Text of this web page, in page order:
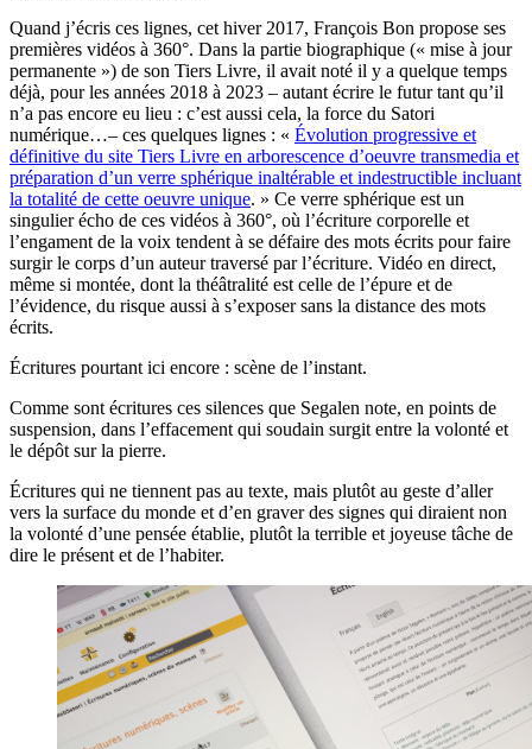
Quand j’écris ces lignes, cet hiver 2017, François Bon propose ses
premières vidéos à 360°. Dans la partie biographique (« mise à jour
permanente ») de son Tiers Livre, il avait noté il y a quelque temps
déjà, pour les années 2018 à 2023 – autant écrire le futur tant qu’il
n’a pas encore eu lieu : c’est aussi cela, la force du Satori
numérique…– ces quelques lignes : « Évolution progressive et
définitive du site Tiers Livre en arborescence d’oeuvre transmedia et
préparation d’un verre sphérique inaltérable et indestructible incluant
la totalité de cette oeuvre unique. » Ce verre sphérique est un
singulier écho de ces vidéos à 360°, où l’écriture corporelle et
l’engament de la voix tendent à se défaire des mots écrits pour faire
surgir le corps d’un auteur traversé par l’écriture. Vidéo en direct,
même si montée, dont la théâtralité est celle de l’épure et de
l’évidence, du risque aussi à s’exposer sans la distance des mots
écrits.
Écritures pourtant ici encore : scène de l’instant.
Comme sont écritures ces silences que Segalen note, en points de
suspension, dans l’effacement qui soudain surgit entre la volonté et
le dépôt sur la pierre.
Écritures qui ne tiennent pas au texte, mais plutôt au geste d’aller
vers la surface du monde et d’en graver des signes qui diraient non
la volonté d’une pensée établie, plutôt la terrible et joyeuse tâche de
dire le présent et de l’habiter.